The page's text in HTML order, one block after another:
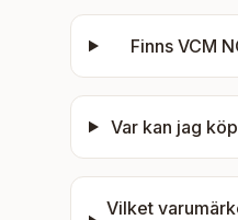
Finns VCM
Var kan jag
Vilket